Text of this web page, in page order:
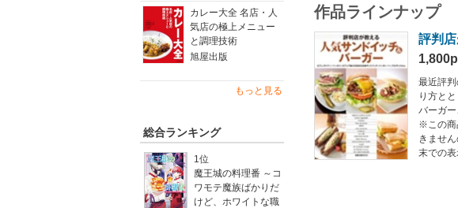
カレー大全 名店・人
気店の極上メニュー
と調理技術
旭屋出版
もっと見る
総合ランキング
1位
魔王城の料理番 ～コ
ワモテ魔族ばかりだ
けど、ホワイトな職
作品ラインナップ
評判
最近評
り方と
バーガ
※この商
きませ
末での表